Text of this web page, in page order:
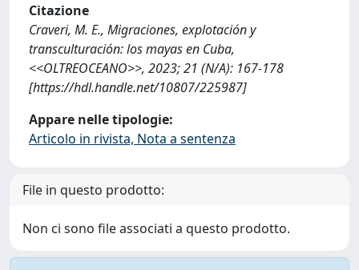
Citazione
Craveri, M. E., Migraciones, explotación y
transculturación: los mayas en Cuba,
<<OLTREOCEANO>>, 2023; 21 (N/A): 167-178
[https://hdl.handle.net/10807/225987]
Appare nelle tipologie:
Articolo in rivista, Nota a sentenza
File in questo prodotto:
Non ci sono file associati a questo prodotto.